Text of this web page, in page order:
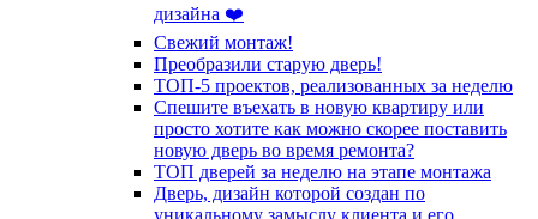
дизайна ❤️
Свежий монтаж!
Преобразили старую дверь!
ТОП-5 проектов, реализованных за неделю
Спешите въехать в новую квартиру или
просто хотите как можно скорее поставить
новую дверь во время ремонта?
ТОП дверей за неделю на этапе монтажа
Дверь, дизайн которой создан по
уникальному замыслу клиента и его